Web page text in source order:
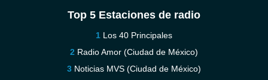
Top 5 Estaciones de radio
Los 40 Principales
Radio Amor (Ciudad de México)
Noticias MVS (Ciudad de México)